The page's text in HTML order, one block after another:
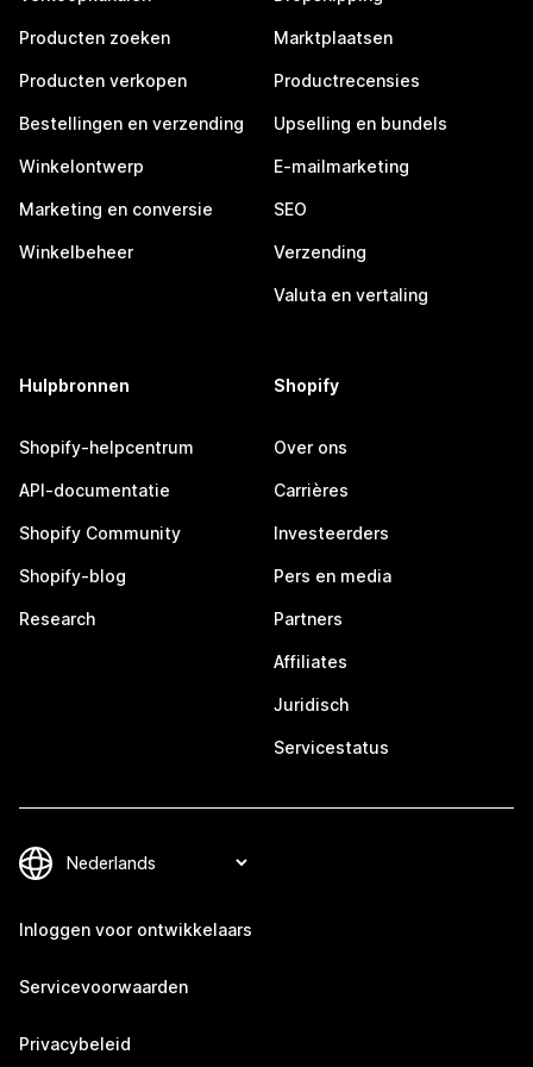
Producten zoeken
Producten verkopen
Bestellingen en verzending
Winkelontwerp
Marketing en conversie
Winkelbeheer
Marktplaatsen
Productrecensies
Upselling en bundels
E-mailmarketing
SEO
Verzending
Valuta en vertaling
Hulpbronnen
Shopify-helpcentrum
API-documentatie
Shopify Community
Shopify-blog
Research
Shopify
Over ons
Carrières
Investeerders
Pers en media
Partners
Affiliates
Juridisch
Servicestatus
Inloggen voor ontwikkelaars
Servicevoorwaarden
Privacybeleid